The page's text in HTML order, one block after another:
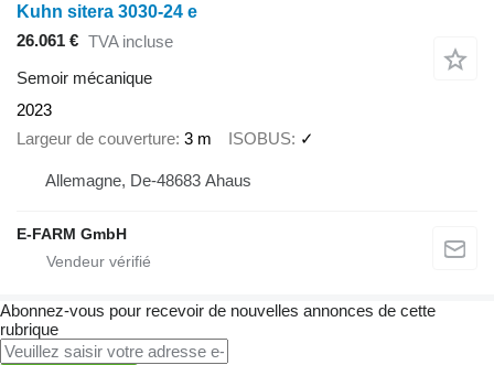
Kuhn sitera 3030-24 e
26.061 € TVA incluse
Semoir mécanique
2023
Largeur de couverture 3 m ISOBUS ✓
Allemagne, De-48683 Ahaus
E-FARM GmbH
Abonnez-vous pour recevoir de nouvelles annonces de cette
rubrique